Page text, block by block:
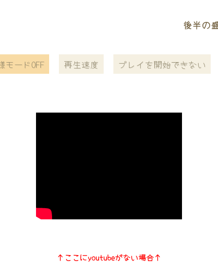
後半の
モードOFF 再生速度 プレイを開始できない
↑ここにyoutubeがない場合↑